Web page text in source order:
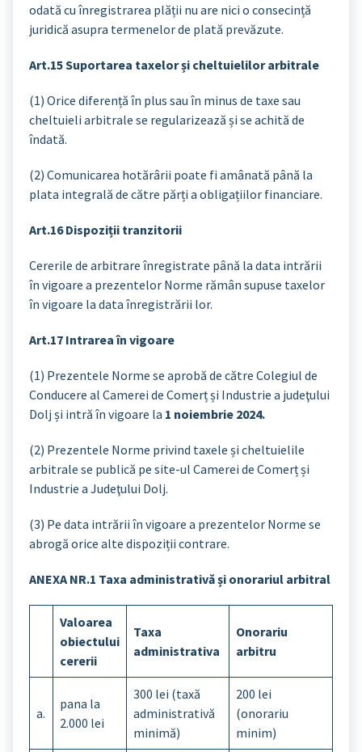
odată cu înregistrarea plății nu are nici o consecință
juridică asupra termenelor de plată prevăzute.
Art.15 Suportarea taxelor și cheltuielilor arbitrale
(1) Orice diferență în plus sau în minus de taxe sau
cheltuieli arbitrale se regularizează și se achită de
îndată.
(2) Comunicarea hotărârii poate fi amânată până la
plata integrală de către părți a obligațiilor financiare.
Art.16 Dispoziții tranzitorii
Cererile de arbitrare înregistrate până la data intrării
în vigoare a prezentelor Norme rămân supuse taxelor
în vigoare la data înregistrării lor.
Art.17 Intrarea în vigoare
(1) Prezentele Norme se aprobă de către Colegiul de
Conducere al Camerei de Comerț și Industrie a judeţului
Dolj și intră în vigoare la 1 noiembrie 2024.
(2) Prezentele Norme privind taxele și cheltuielile
arbitrale se publică pe site-ul Camerei de Comerț și
Industrie a Judeţului Dolj.
(3) Pe data intrării în vigoare a prezentelor Norme se
abrogă orice alte dispoziții contrare.
ANEXA NR.1 Taxa administrativă și onorariul arbitral
Valoarea
obiectului
cererii
Taxa
administrativa
Onorariu
arbitru
a.
pana la
2.000 lei
300 lei (taxă
administrativă
minimă)
200 lei
(onorariu
minim)